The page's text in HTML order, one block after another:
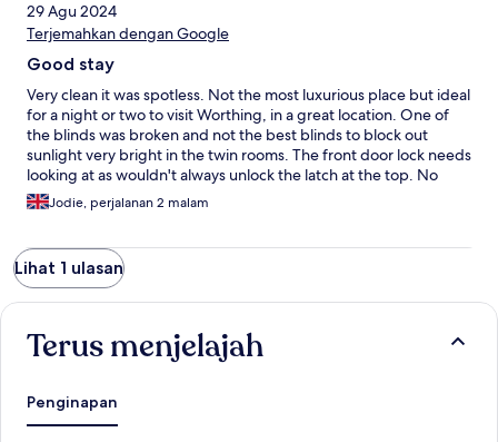
29 Agu 2024
Terjemahkan dengan Google
Good stay
Very clean it was spotless. Not the most luxurious place but ideal
for a night or two to visit Worthing, in a great location. One of
the blinds was broken and not the best blinds to block out
sunlight very bright in the twin rooms. The front door lock needs
looking at as wouldn't always unlock the latch at the top. No
netflix set up and it said it would be in the information booklet.
Garden average more effort could be made to make it a nicer
families. Overall a good stay for 2 nights we all slept well apart
from the blinds not really blocking the morning sun out.
Jodie, perjalanan 2 malam
Lihat 1 ulasan
Terus menjelajah
Penginapan